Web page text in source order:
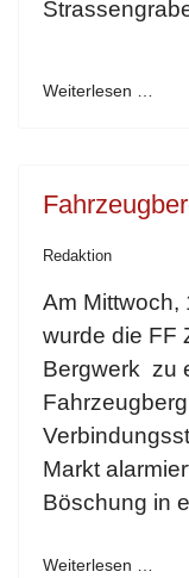
Weiterlesen …
Redaktion
Am Mittwoch,
wurde die FF
Bergwerk zu
Markt
Böschung in
Weiterlesen …